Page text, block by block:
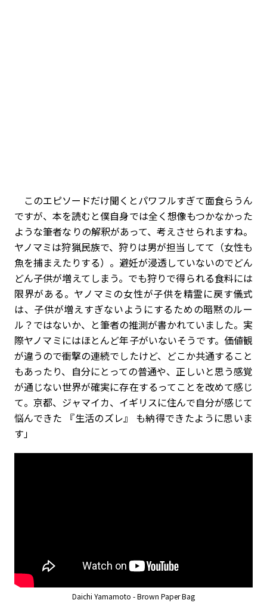
このエピソードだけ聞くとパワフルすぎて面食らうん
ですが、本を読むと僕自身では全く想像もつかなかった
ような筆者なりの解釈があって、考えさせられますね。
ヤノマミは狩猟民族で、狩りは男が担当してて（女性も
魚を捕まえたりする）。避妊が浸透していないのでどん
どん子供が増えてしまう。でも狩りで得られる食料には
限界がある。ヤノマミの女性が子供を精霊に戻す儀式
は、子供が増えすぎないようにするための暗黙のルー
ル？ではないか、と筆者の推測が書かれていました。実
際ヤノマミにはほとんど年子がいないそうです。価値観
が違うので衝撃の連続でしたけど、どこか共通すること
もあったり、自分にとっての普通や、正しいと思う感覚
が通じない世界が確実に存在するってことを改めて感じ
て。京都、ジャマイカ、イギリスに住んで自分が感じて
悩んできた 『生活のズレ』 も納得できたように思いま
す」
Daichi Yamamoto - Brown Paper Bag